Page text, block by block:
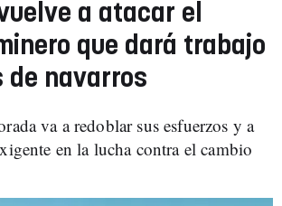
a atacar el
que dará trabajo
de navarros
va a redoblar sus esfuerzos y a
en la lucha contra el cambio